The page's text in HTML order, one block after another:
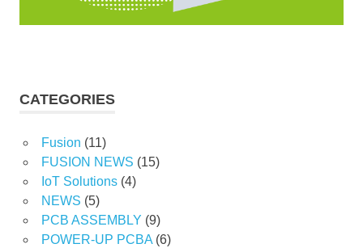
CATEGORIES
Fusion (11)
FUSION NEWS (15)
IoT Solutions(4)
NEWS (5)
PCB ASSEMBLY (9)
POWER-UP PCBA(6)